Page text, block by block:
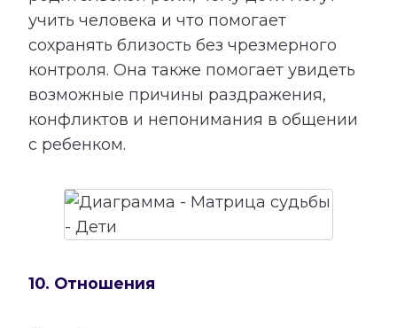
учить человека и что помогает
сохранять близость без чрезмерного
контроля. Она также помогает увидеть
возможные причины раздражения,
конфликтов и непонимания в общении
с ребенком.
10. Отношения